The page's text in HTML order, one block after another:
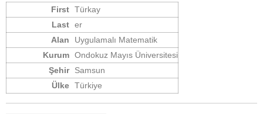
Türkay
er
Uygulamalı Matematik
Ondokuz Mayıs Üniversitesi
Samsun
Türkiye